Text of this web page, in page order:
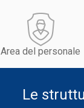
Area del personale
Le